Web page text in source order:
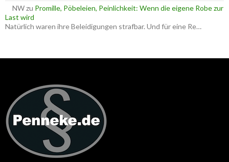
NWzu Promille, Pöbeleien, Peinlichkeit: Wenn die eigene Robe zur
Last wird
Natürlich waren ihre Beleidigungen strafbar. Und für eine Re…